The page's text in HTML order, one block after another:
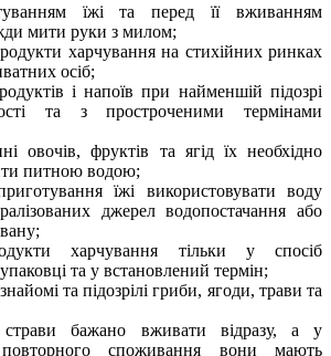
їжі та перед її вживанням
мити руки з милом;
харчування на стихійних ринках
осіб;
і напоїв при найменшій підозрі
та з простроченими термінами
овочів, фруктів та ягід їх необхідно
питною водою;
їжі використовувати воду
джерел водопостачання або
харчування тільки у спосіб
та у встановлений термін;
та підозрілі гриби, ягоди, трави та
страви бажано вживати відразу, а у
споживання вони мають